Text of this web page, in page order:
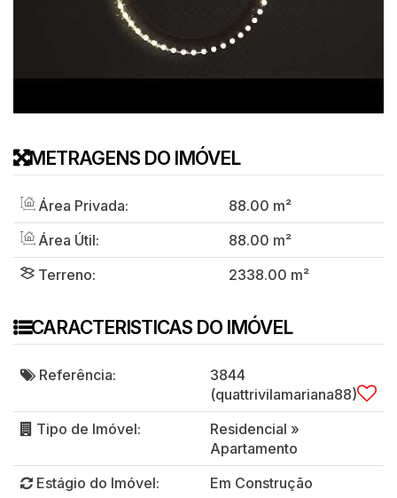
METRAGENS DO IMÓVEL
Área Privada: 88.00 m²
Área Útil:
88.00 m²
Terreno:
2338.00 m²
CARACTERISTICAS DO IMÓVEL
Referência:
3844
(quattrivilamariana88)
Tipo de Imóvel:
Residencial »
Apartamento
Estágio do Imóvel:
Em Construção